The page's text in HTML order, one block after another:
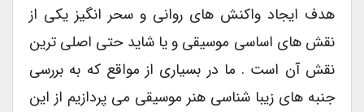
هدف ایجاد واکنش های روانی و سحر انگیز یکی از
نقش های اساسی موسیقی و یا شاید حتی اصلی ترین
نقش آن است . ما در بسیاری از مواقع که به بررسی
جنبه های زیبا شناسی هنر موسیقی می پردازیم از این